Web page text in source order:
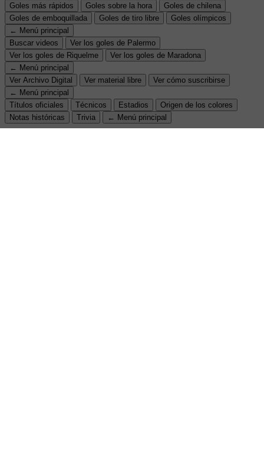
Goles más rápidos
Goles sobre la hora
Goles de chilena
Goles de emboquillada
Goles de tiro libre
Goles olímpicos
← Menú principal
Buscar videos
Ver los goles de Palermo
Ver los goles de Riquelme
Ver los goles de Maradona
← Menú principal
Ver Archivo Digital
Ver material libre
Ver cómo suscribirse
← Menú principal
Títulos oficiales
Técnicos Estadios
Origen de los colores
Notas históricas
Trivia ← Menú principal